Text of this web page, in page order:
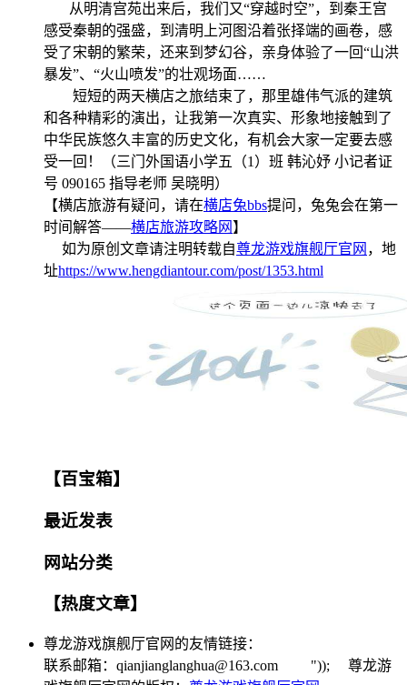
从明清宫苑出来后，我们又“穿越时空”，到秦王宫
感受秦朝的强盛，到清明上河图沿着张择端的画卷，感
受了宋朝的繁荣，还来到梦幻谷，亲身体验了一回“山洪
暴发”、“火山喷发”的壮观场面……
短短的两天横店之旅结束了，那里雄伟气派的建筑
和各种精彩的演出，让我第一次真实、形象地接触到了
中华民族悠久丰富的历史文化，有机会大家一定要去感
受一回！（三门外国语小学五（1）班 韩沁妤 小记者证
号 090165 指导老师 吴晓明）
【横店旅游有疑问，请在横店兔bbs提问，兔兔会在第一
时间解答——横店旅游攻略网 】
如为原创文章请注明转载自尊龙游戏旗舰厅官网 ，地
址https://www.hengdiantour.com/post/1353.html
【百宝箱】
最近发表
网站分类
【热度文章】
尊龙游戏旗舰厅官网的友情链接：
联系邮箱： qianjianglanghua@163.com ")); 尊龙游